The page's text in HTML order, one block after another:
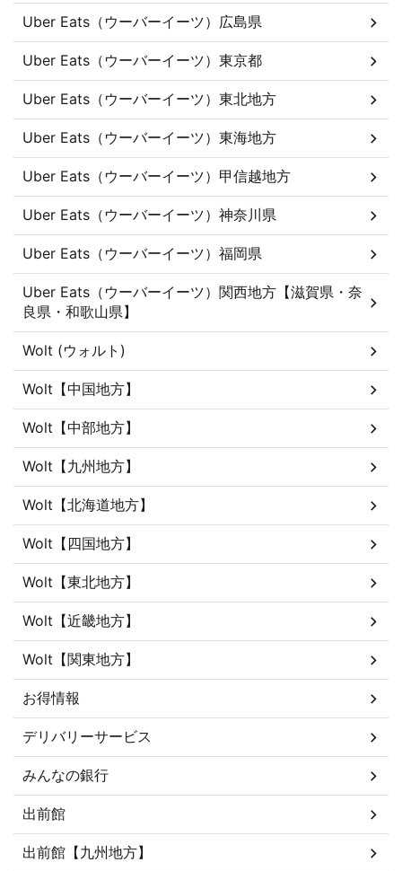
Uber Eats（ウーバーイーツ）広島県
Uber Eats（ウーバーイーツ）東京都
Uber Eats（ウーバーイーツ）東北地方
Uber Eats（ウーバーイーツ）東海地方
Uber Eats（ウーバーイーツ）甲信越地方
Uber Eats（ウーバーイーツ）神奈川県
Uber Eats（ウーバーイーツ）福岡県
Uber Eats（ウーバーイーツ）関西地方【滋賀県・奈
良県・和歌山県】
Wolt (ウォルト)
Wolt【中国地方】
Wolt【中部地方】
Wolt【九州地方】
Wolt【北海道地方】
Wolt【四国地方】
Wolt【東北地方】
Wolt【近畿地方】
Wolt【関東地方】
お得情報
デリバリーサービス
みんなの銀行
出前館
出前館【九州地方】